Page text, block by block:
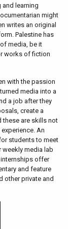
learning
might
writes an original
Palestine has
media, be it
works of fiction
with the passion
media into a
a job after they
create a
these are skills not
An
students to meet
weekly media lab
offer
and feature
other private and